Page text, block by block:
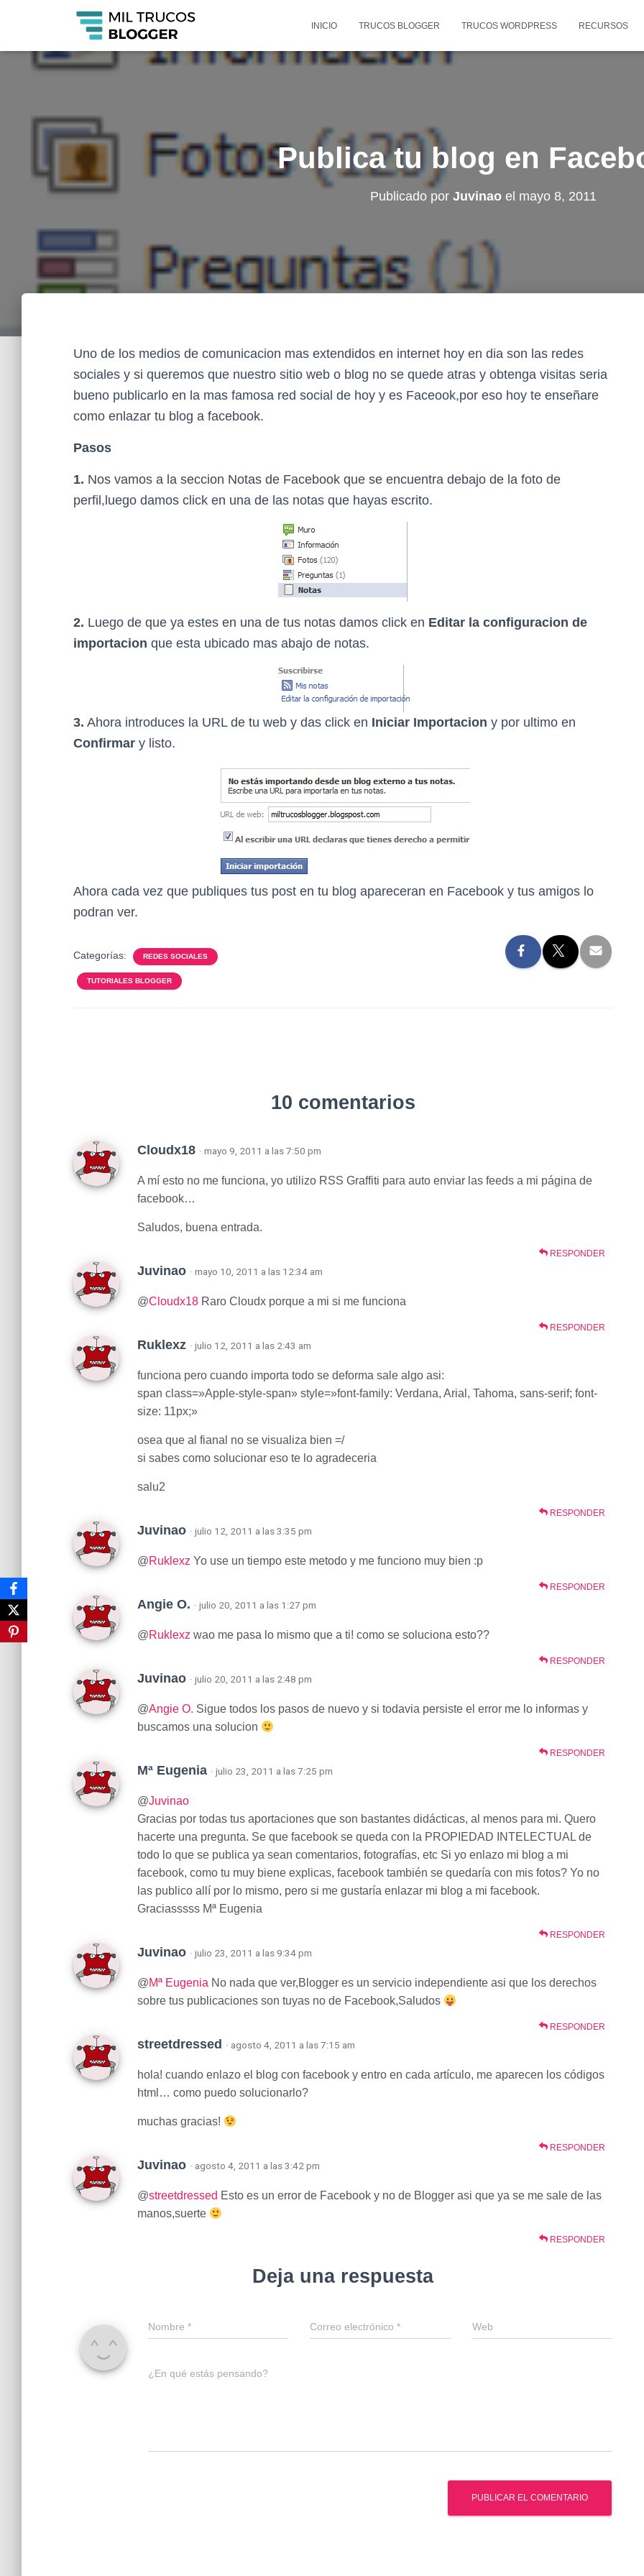
INICIO TRUCOS BLOGGER TRUCOS WORDPRESS RECURSOS
Publica tu blog en
Publicado por Juvinaoel mayo 8, 2011
Uno de los medios de comunicacion mas extendidos en internet hoy en dia son las redes
sociales y si queremos que nuestro sitio web o blog no se quede atras y obtenga visitas seria
bueno publicarlo en la mas famosa red social de hoy y es Faceook,por eso hoy te enseñare
como enlazar tu blog a facebook.
Pasos
1. Nos vamos a la seccion Notas de Facebook que se encuentra debajo de la foto de
perfil,luego damos click en una de las notas que hayas escrito.
2. Luego de que ya estes en una de tus notas damos click en Editar la configuracion de
importacion que esta ubicado mas abajo de notas.
3. Ahora introduces la URL de tu web y das click en Iniciar Importacion y por ultimo en
Confirmar y listo.
Ahora cada vez que publiques tus post en tu blog apareceran en Facebook y tus amigos lo
podran ver.
Categorías: REDES SOCIALES
TUTORIALES BLOGGER
10 comentarios
Cloudx18 · mayo 9, 2011 a las 7:50 pm
A mí esto no me funciona, yo utilizo RSS Graffiti para auto enviar las feeds a mi página de
facebook…
Saludos, buena entrada.
RESPONDER
Juvinao · mayo 10, 2011 a las 12:34 am
@Cloudx18 Raro Cloudx porque a mi si me funciona
RESPONDER
Ruklexz · julio 12, 2011 a las 2:43 am
funciona pero cuando importa todo se deforma sale algo asi:
span class=»Apple-style-span» style=»font-family: Verdana, Arial, Tahoma, sans-serif; font-
size: 11px;»
osea que al fianal no se visualiza bien =/
si sabes como solucionar eso te lo agradeceria
salu2
RESPONDER
Juvinao · julio 12, 2011 a las 3:35 pm
@Ruklexz Yo use un tiempo este metodo y me funciono muy bien :p
RESPONDER
Angie O. · julio 20, 2011 a las 1:27 pm
@Ruklexz wao me pasa lo mismo que a ti! como se soluciona esto??
RESPONDER
Juvinao · julio 20, 2011 a las 2:48 pm
@Angie O. Sigue todos los pasos de nuevo y si todavia persiste el error me lo informas y
buscamos una solucion
RESPONDER
Mª Eugenia · julio 23, 2011 a las 7:25 pm
@Juvinao
Gracias por todas tus aportaciones que son bastantes didácticas, al menos para mi. Quero
hacerte una pregunta. Se que facebook se queda con la PROPIEDAD INTELECTUAL de
todo lo que se publica ya sean comentarios, fotografías, etc Si yo enlazo mi blog a mi
facebook, como tu muy biene explicas, facebook también se quedaría con mis fotos? Yo no
las publico allí por lo mismo, pero si me gustaría enlazar mi blog a mi facebook.
Graciasssss Mª Eugenia
RESPONDER
Juvinao · julio 23, 2011 a las 9:34 pm
@Mª Eugenia No nada que ver,Blogger es un servicio independiente asi que los derechos
sobre tus publicaciones son tuyas no de Facebook,Saludos
RESPONDER
streetdressed · agosto 4, 2011 a las 7:15 am
hola! cuando enlazo el blog con facebook y entro en cada artículo, me aparecen los códigos
html… como puedo solucionarlo?
muchas gracias!
RESPONDER
Juvinao · agosto 4, 2011 a las 3:42 pm
@streetdressed Esto es un error de Facebook y no de Blogger asi que ya se me sale de las
manos,suerte
RESPONDER
Deja una respuesta
Nombre * Correo electrónico* Web
¿En qué estás pensando?